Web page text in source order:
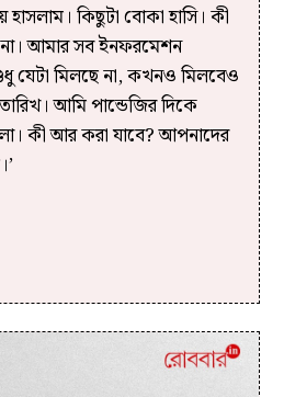
কিছুটা বোকা হাসি। কী
আমার সব ইনফরমেশন
যেটা মিলছে না, কখনও মিলবেও
আমি পান্ডেজির দিকে
কী আর করা যাবে? আপনাদের